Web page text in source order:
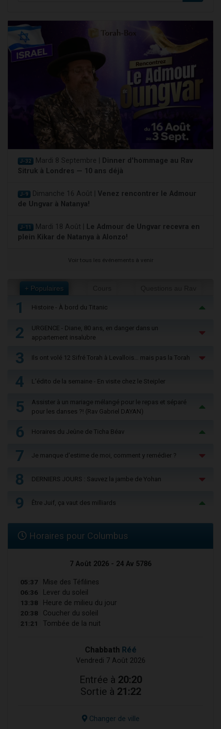
J-32 Mardi 8 Septembre |
Dinner d'hommage au Rav
Sitruk à Londres — 10 ans déjà
J-9 Dimanche 16 Août | Venez rencontrer le Admour
de Ungvar à Natanya!
J-11 Mardi 18 Août |
Le Admour de Ungvar recevra en
plein Kikar de Natanya à Alonzo!
Voir tous les événements à venir
+ Populaires
1 Histoire - À bord du Titanic
2
URGENCE - Diane, 80 ans, en danger dans un
appartement insalubre
3 Ils ont volé 12 Sifré Torah à Levallois… mais pas la Torah
4 L'édito de la semaine - En visite chez le Steipler
5
Assister à un mariage mélangé pour le repas et séparé
pour les danses ?! (Rav Gabriel DAYAN)
6 Horaires du Jeûne de Ticha Béav
7 Je manque d'estime de moi, comment y remédier ?
8 DERNIERS JOURS : Sauvez la jambe de Yohan
9 Être Juif, ça vaut des milliards
Horaires pour Columbus
7 Août 2026 - 24 Av 5786
05:37 Mise des Téfilines
06:36 Lever du soleil
13:38 Heure de milieu du jour
20:38 Coucher du soleil
21:21 Tombée de la nuit
Chabbath Réé
Vendredi 7 Août 2026
Entrée à 20:20
Sortie à 21:22
Changer de ville